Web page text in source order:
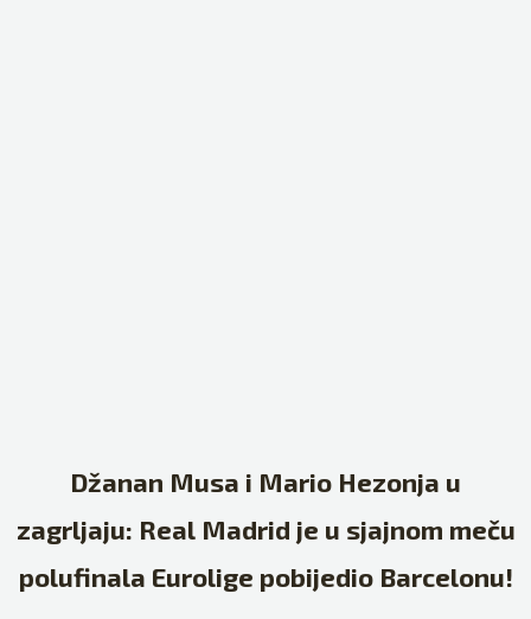
Džanan Musa i Mario Hezonja u
zagrljaju: Real Madrid je u sjajnom meču
polufinala Eurolige pobijedio Barcelonu!